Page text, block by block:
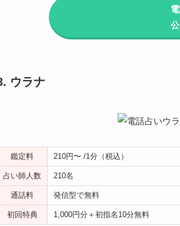
ウラナ
鑑定料 210円〜 /1分（税込）
占い師人数 210名
通話料 発信型で無料
初回特典 1,000円分＋初指名10分無料